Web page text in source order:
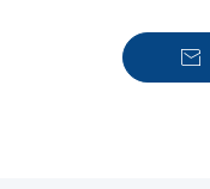
